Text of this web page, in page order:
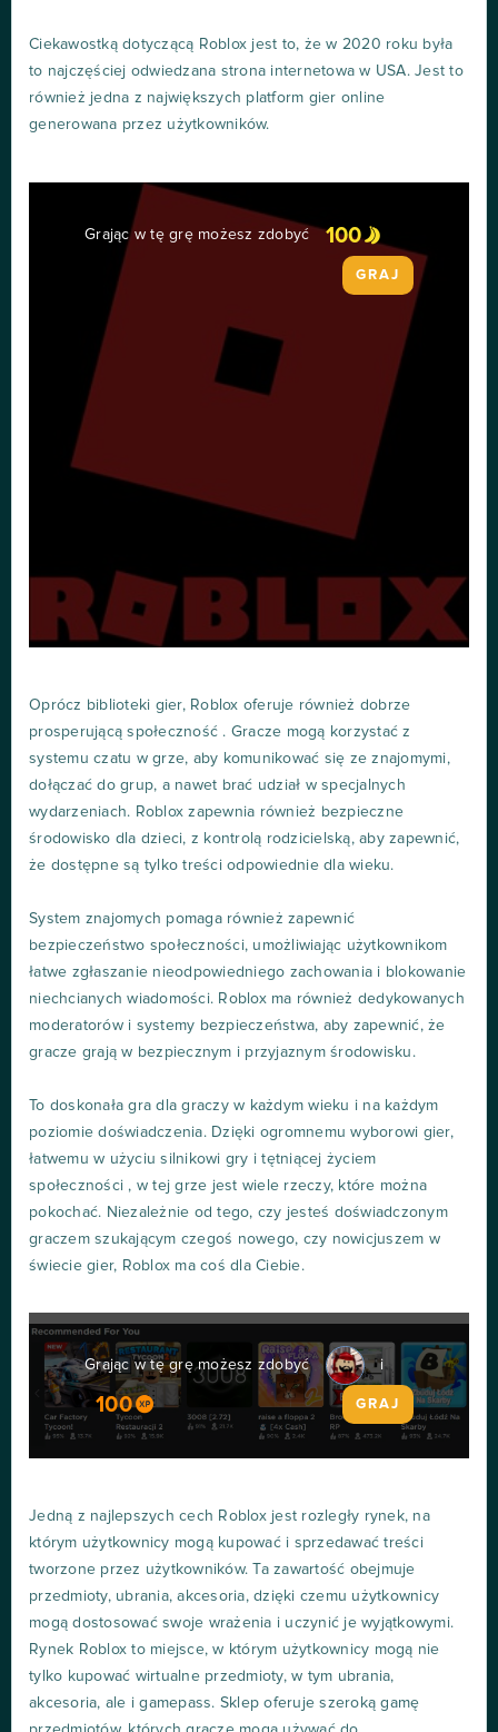
Ciekawostką dotyczącą Roblox jest to, że w 2020 roku była
to najczęściej odwiedzana strona internetowa w USA. Jest to
również jedna z największych platform gier online
generowana przez użytkowników.
Grając w tę grę możesz zdobyć 100
GRAJ
Oprócz biblioteki gier, Roblox oferuje również dobrze
prosperującą społeczność . Gracze mogą korzystać z
systemu czatu w grze, aby komunikować się ze znajomymi,
dołączać do grup, a nawet brać udział w specjalnych
wydarzeniach. Roblox zapewnia również bezpieczne
środowisko dla dzieci, z kontrolą rodzicielską, aby zapewnić,
że dostępne są tylko treści odpowiednie dla wieku.
System znajomych pomaga również zapewnić
bezpieczeństwo społeczności, umożliwiając użytkownikom
łatwe zgłaszanie nieodpowiedniego zachowania i blokowanie
niechcianych wiadomości. Roblox ma również dedykowanych
moderatorów i systemy bezpieczeństwa, aby zapewnić, że
gracze grają w bezpiecznym i przyjaznym środowisku.
To doskonała gra dla graczy w każdym wieku i na każdym
poziomie doświadczenia. Dzięki ogromnemu wyborowi gier,
łatwemu w użyciu silnikowi gry i tętniącej życiem
społeczności , w tej grze jest wiele rzeczy, które można
pokochać. Niezależnie od tego, czy jesteś doświadczonym
graczem szukającym czegoś nowego, czy nowicjuszem w
świecie gier, Roblox ma coś dla Ciebie.
Grając w tę grę możesz zdobyć i
100 GRAJ
Jedną z najlepszych cech Roblox jest rozległy rynek, na
którym użytkownicy mogą kupować i sprzedawać treści
tworzone przez użytkowników. Ta zawartość obejmuje
przedmioty, ubrania, akcesoria, dzięki czemu użytkownicy
mogą dostosować swoje wrażenia i uczynić je wyjątkowymi.
Rynek Roblox to miejsce, w którym użytkownicy mogą nie
tylko kupować wirtualne przedmioty, w tym ubrania,
akcesoria, ale i gamepass. Sklep oferuje szeroką gamę